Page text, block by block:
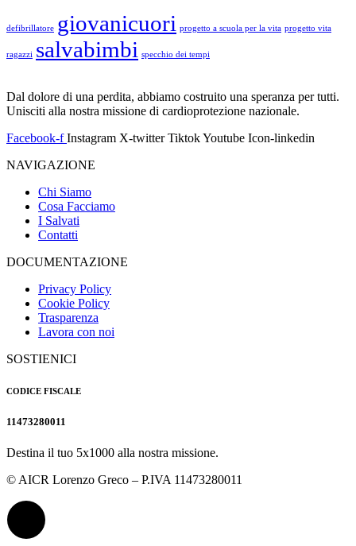
defibrillatore giovanicuori progetto a scuola per la vita progetto vita
ragazzi salvabimbi specchio dei tempi
Dal dolore di una perdita, abbiamo costruito una speranza per tutti.
Unisciti alla nostra missione di cardioprotezione nazionale.
Facebook-f Instagram X-twitter TiktokYoutube Icon-linkedin
NAVIGAZIONE
Chi Siamo
Cosa Facciamo
I Salvati
Contatti
DOCUMENTAZIONE
Privacy Policy
Cookie Policy
Trasparenza
Lavora con noi
SOSTIENICI
CODICE FISCALE
11473280011
Destina il tuo 5x1000 alla nostra missione.
© AICR Lorenzo Greco – P.IVA 11473280011